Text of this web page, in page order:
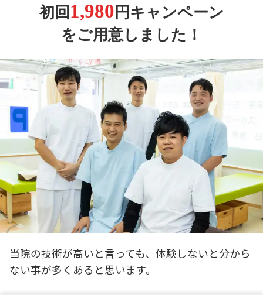
初回 1,980 円キャンペーン
をご用意しました！
当院の技術が高いと言っても、体験しないと分から
ない事が多くあると思います。